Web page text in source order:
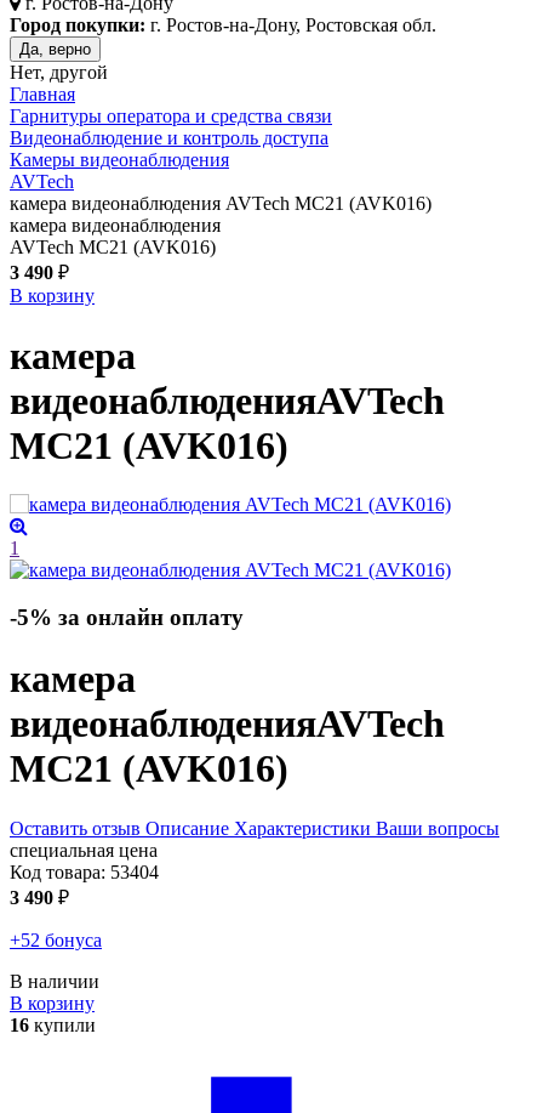
Город покупки: г. Ростов-на-Дону, Ростовская обл.
Да, верно
Нет, другой
Главная
Гарнитуры оператора и средства связи
Видеонаблюдение и контроль доступа
Камеры видеонаблюдения
AVTech
камера видеонаблюдения AVTech MC21 (AVK016)
камера видеонаблюдения
AVTech MC21 (AVK016)
3 490 ₽
В корзину
камера
видеонаблюденияAVTech
MC21 (AVK016)
1
-5% за онлайн оплату
камера
видеонаблюденияAVTech
MC21 (AVK016)
Оставить отзыв Описание Характеристики Ваши вопросы
специальная цена
Код товара: 53404
3 490 ₽
+52 бонуса
В наличии
В корзину
16 купили